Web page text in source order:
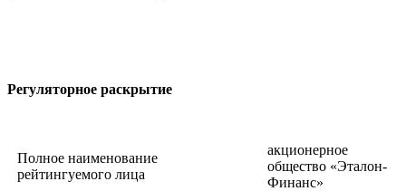
Регуляторное раскрытие
Полное наименование
рейтингуемого лица
акционерное
общество «Эталон-
Финанс»